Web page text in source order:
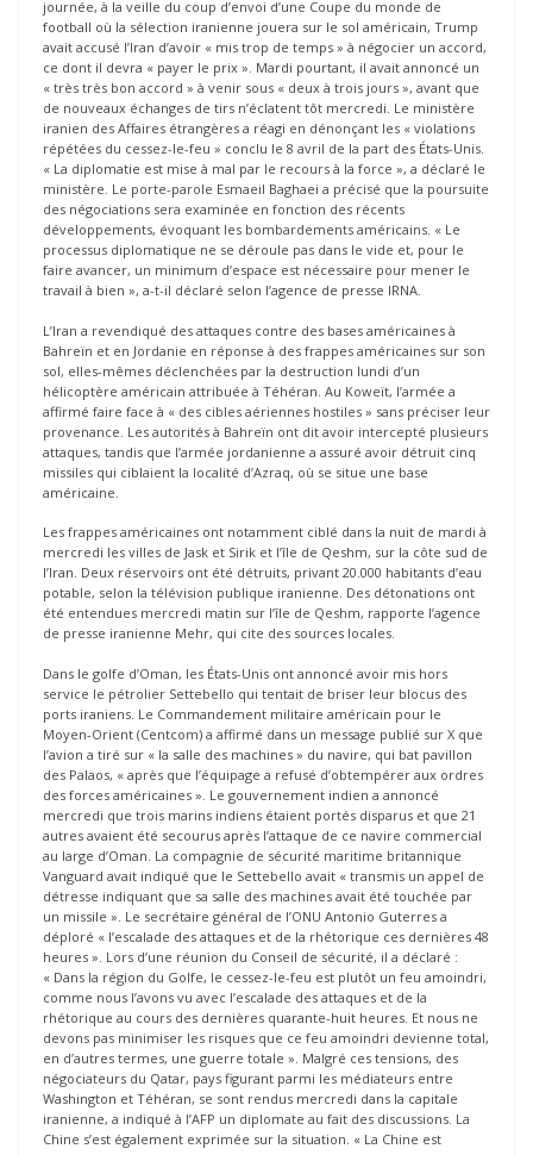
journée, à la veille du coup d’envoi d’une Coupe du monde de
football où la sélection iranienne jouera sur le sol américain, Trump
avait accusé l’Iran d’avoir « mis trop de temps » à négocier un accord,
ce dont il devra « payer le prix ». Mardi pourtant, il avait annoncé un
« très très bon accord » à venir sous « deux à trois jours », avant que
de nouveaux échanges de tirs n’éclatent tôt mercredi. Le ministère
iranien des Affaires étrangères a réagi en dénonçant les « violations
répétées du cessez-le-feu » conclu le 8 avril de la part des États-Unis.
« La diplomatie est mise à mal par le recours à la force », a déclaré le
ministère. Le porte-parole Esmaeil Baghaei a précisé que la poursuite
des négociations sera examinée en fonction des récents
développements, évoquant les bombardements américains. « Le
processus diplomatique ne se déroule pas dans le vide et, pour le
faire avancer, un minimum d’espace est nécessaire pour mener le
travail à bien », a-t-il déclaré selon l’agence de presse IRNA.
L’Iran a revendiqué des attaques contre des bases américaines à
Bahreïn et en Jordanie en réponse à des frappes américaines sur son
sol, elles-mêmes déclenchées par la destruction lundi d’un
hélicoptère américain attribuée à Téhéran. Au Koweït, l’armée a
affirmé faire face à « des cibles aériennes hostiles » sans préciser leur
provenance. Les autorités à Bahreïn ont dit avoir intercepté plusieurs
attaques, tandis que l’armée jordanienne a assuré avoir détruit cinq
missiles qui ciblaient la localité d’Azraq, où se situe une base
américaine.
Les frappes américaines ont notamment ciblé dans la nuit de mardi à
mercredi les villes de Jask et Sirik et l’île de Qeshm, sur la côte sud de
l’Iran. Deux réservoirs ont été détruits, privant 20.000 habitants d’eau
potable, selon la télévision publique iranienne. Des détonations ont
été entendues mercredi matin sur l’île de Qeshm, rapporte l’agence
de presse iranienne Mehr, qui cite des sources locales.
Dans le golfe d’Oman, les États-Unis ont annoncé avoir mis hors
service le pétrolier Settebello qui tentait de briser leur blocus des
ports iraniens. Le Commandement militaire américain pour le
Moyen-Orient (Centcom) a affirmé dans un message publié sur X que
l’avion a tiré sur « la salle des machines » du navire, qui bat pavillon
des Palaos, « après que l’équipage a refusé d’obtempérer aux ordres
des forces américaines ». Le gouvernement indien a annoncé
mercredi que trois marins indiens étaient portés disparus et que 21
autres avaient été secourus après l’attaque de ce navire commercial
au large d’Oman. La compagnie de sécurité maritime britannique
Vanguard avait indiqué que le Settebello avait « transmis un appel de
détresse indiquant que sa salle des machines avait été touchée par
un missile ». Le secrétaire général de l’ONU Antonio Guterres a
déploré « l’escalade des attaques et de la rhétorique ces dernières 48
heures ». Lors d’une réunion du Conseil de sécurité, il a déclaré :
« Dans la région du Golfe, le cessez-le-feu est plutôt un feu amoindri,
comme nous l’avons vu avec l’escalade des attaques et de la
rhétorique au cours des dernières quarante-huit heures. Et nous ne
devons pas minimiser les risques que ce feu amoindri devienne total,
en d’autres termes, une guerre totale ». Malgré ces tensions, des
négociateurs du Qatar, pays figurant parmi les médiateurs entre
Washington et Téhéran, se sont rendus mercredi dans la capitale
iranienne, a indiqué à l’AFP un diplomate au fait des discussions. La
Chine s’est également exprimée sur la situation. « La Chine est